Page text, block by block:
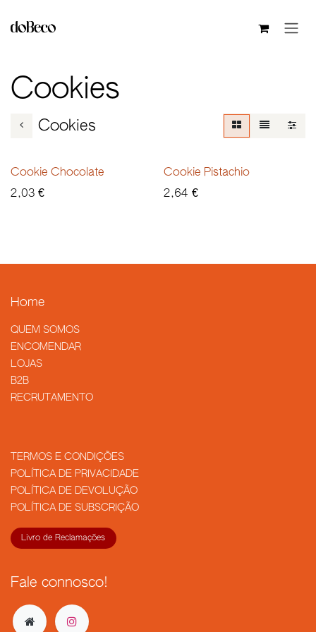
Cookies
Cookies
Cookie Chocolate
2,03 €
Cookie Pistachio
2,64 €
Home
QUEM SOMOS
​ENCOMENDAR
LOJAS
B2B
RECRUTAMENTO
TERMOS E CONDIÇÕES
POLÍTICA DE PRIVACIDADE
POLÍTICA DE DEVOLUÇÃO
POLÍTICA DE SUBSCRIÇÃO
Livro de Reclamações
Fale connosco!